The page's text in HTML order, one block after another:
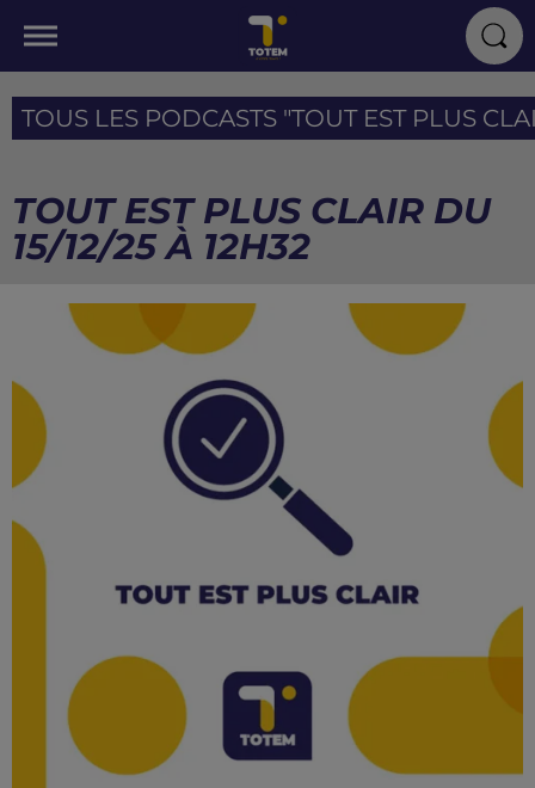
TOUS LES PODCASTS "TOUT EST PLUS
TOUT EST PLUS CLAIR DU
15/12/25 À 12H32